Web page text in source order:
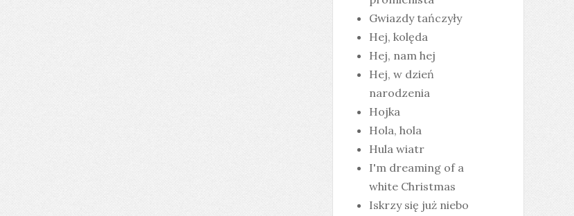
Gwiazdy tańczyły
Hej, kolęda
Hej, nam hej
Hej, w dzień
narodzenia
Hojka
Hola, hola
Hula wiatr
I'm dreaming of a
white Christmas
Iskrzy się już niebo